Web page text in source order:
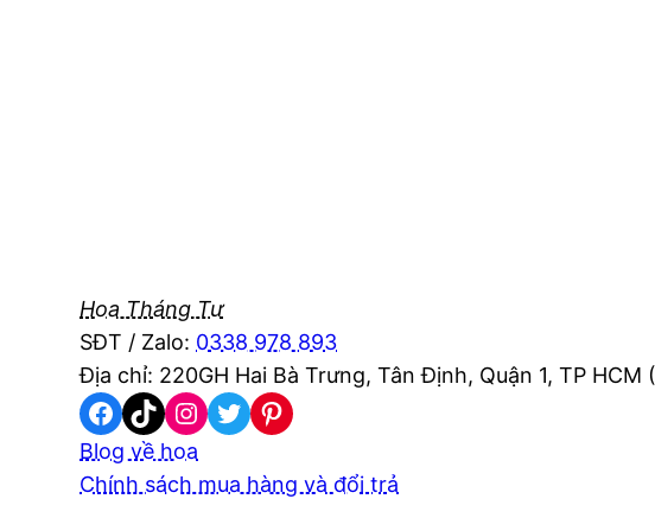
Hoa Tháng Tư
SĐT / Zalo: 0338 978 893
Địa chỉ: 220GH Hai Bà Trưng, Tân Định, Quận 1, TP HCM (
Facebook
TikTokInstagram
TwitterPinterest
Blog về hoa
Chính sách mua hàng và đổi trả